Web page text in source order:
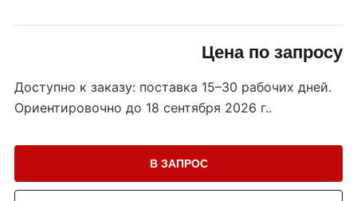
Цена по запросу
Доступно к заказу: поставка 15–30 рабочих дней.
Ориентировочно до 18 сентября 2026 г..
В ЗАПРОС